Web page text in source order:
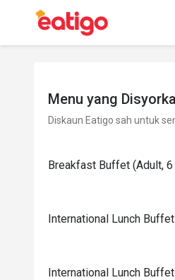
Menu yang
Diskaun Eatigo sah untuk
Breakfast Buffet (Adult,
International Lunch
International Lunch